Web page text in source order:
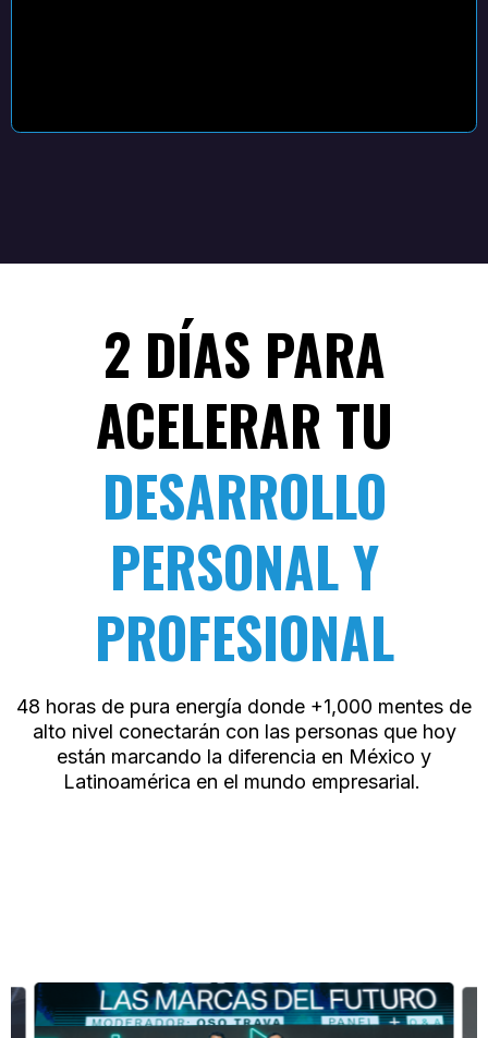
2 DÍAS PARA
ACELERAR TU
DESARROLLO
PERSONAL Y
PROFESIONAL
48 horas de pura energía donde +1,000 mentes de
alto nivel conectarán con las personas que hoy
están marcando la diferencia en México y
Latinoamérica en el mundo empresarial.